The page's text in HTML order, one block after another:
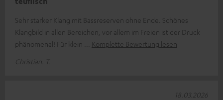
Sehr starker Klang mit Bassreserven ohne Ende. Schönes
Klangbild in allen Bereichen, vor allem im Freien ist der Druck
phänomenal! Für klein
Komplette Bewertung lesen
Christian. T.
18.03.2026